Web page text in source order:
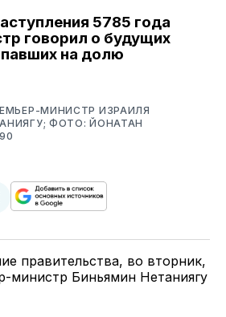
5785 года
говорил о будущих
на долю
МИНИСТР ИЗРАИЛЯ
ФОТО: ЙОНАТАН
правительства, во вторник,
министр Биньямин Нетаниягу